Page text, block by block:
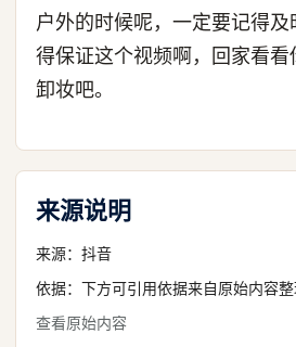
户外的时候呢，一定要记得
得保证这个视频啊，回家看
卸妆吧。
来源说明
来源： 抖音
依据：下方可引用依据来自原始内容整
查看原始内容